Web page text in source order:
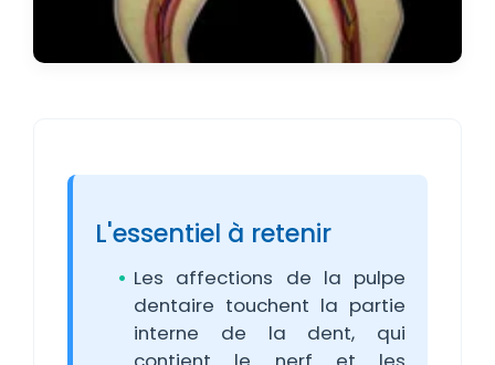
L'essentiel à retenir
Les affections de la pulpe
dentaire touchent la partie
interne de la dent, qui